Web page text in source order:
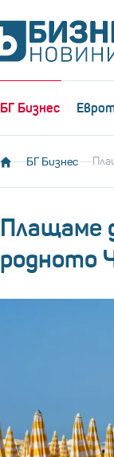
БГ Бизнес
БГ Бизнес
Плащаме
родното